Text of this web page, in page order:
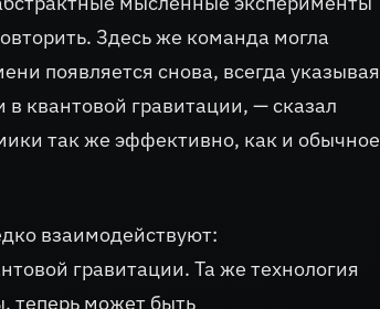
Здесь же команда могла
появляется снова, всегда указывая
квантовой гравитации, — сказал
так же эффективно, как и обычное
взаимодействуют:
гравитации. Та же технология
теперь может быть